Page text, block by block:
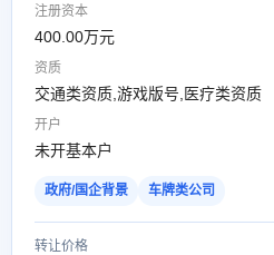
注册资本
400.00万元
资质
交通类资质,游戏版号,医疗类资质
开户
未开基本户
政府/国企背景 车牌类公司
转让价格